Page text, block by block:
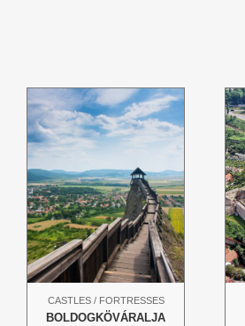
CASTLES / FORTRESSES
BOLDOGKÖVÁRALJA